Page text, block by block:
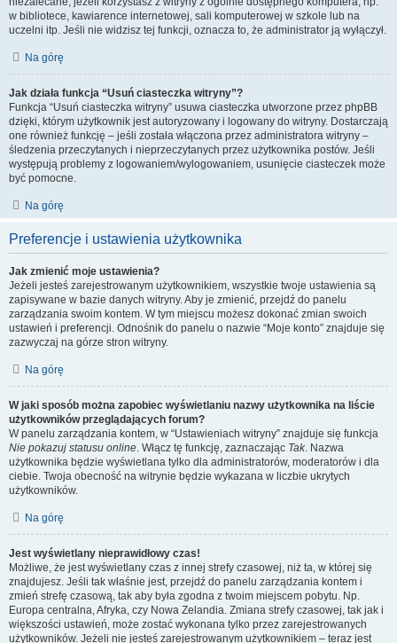
w bibliotece, kawiarence internetowej, sali komputerowej w szkole lub na
uczelni itp. Jeśli nie widzisz tej funkcji, oznacza to, że administrator ją wyłączył.
Na górę
Jak działa funkcja “Usuń ciasteczka witryny”?
Funkcja “Usuń ciasteczka witryny” usuwa ciasteczka utworzone przez phpBB
dzięki, którym użytkownik jest autoryzowany i logowany do witryny. Dostarczają
one również funkcję – jeśli została włączona przez administratora witryny –
śledzenia przeczytanych i nieprzeczytanych przez użytkownika postów. Jeśli
występują problemy z logowaniem/wylogowaniem, usunięcie ciasteczek może
być pomocne.
Na górę
Preferencje i ustawienia użytkownika
Jak zmienić moje ustawienia?
Jeżeli jesteś zarejestrowanym użytkownikiem, wszystkie twoje ustawienia są
zapisywane w bazie danych witryny. Aby je zmienić, przejdź do panelu
zarządzania swoim kontem. W tym miejscu możesz dokonać zmian swoich
ustawień i preferencji. Odnośnik do panelu o nazwie “Moje konto” znajduje się
zazwyczaj na górze stron witryny.
Na górę
W jaki sposób można zapobiec wyświetlaniu nazwy użytkownika na liście
użytkowników przeglądających forum?
W panelu zarządzania kontem, w “Ustawieniach witryny” znajduje się funkcja
Nie pokazuj statusu online. Włącz tę funkcję, zaznaczając Tak. Nazwa
użytkownika będzie wyświetlana tylko dla administratorów, moderatorów i dla
ciebie. Twoja obecność na witrynie będzie wykazana w liczbie ukrytych
użytkowników.
Na górę
Jest wyświetlany nieprawidłowy czas!
Możliwe, że jest wyświetlany czas z innej strefy czasowej, niż ta, w której się
znajdujesz. Jeśli tak właśnie jest, przejdź do panelu zarządzania kontem i
zmień strefę czasową, tak aby była zgodna z twoim miejscem pobytu. Np.
Europa centralna, Afryka, czy Nowa Zelandia. Zmiana strefy czasowej, tak jak i
większości ustawień, może zostać wykonana tylko przez zarejestrowanych
użytkowników. Jeżeli nie jesteś zarejestrowanym użytkownikiem – teraz jest